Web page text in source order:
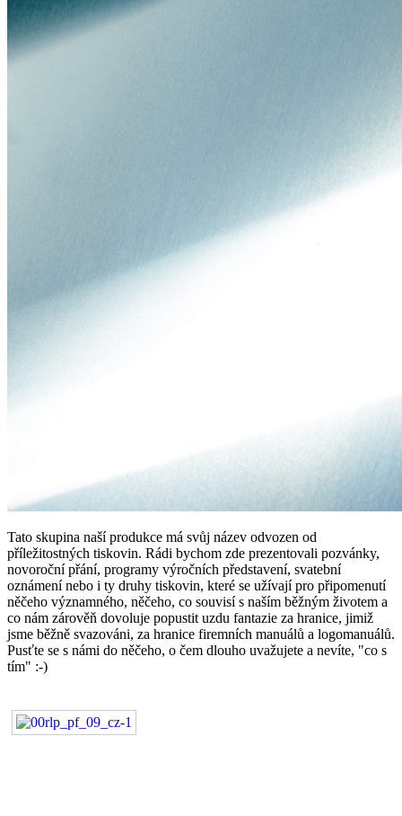
Tato skupina naší produkce má svůj název odvozen od
příležitostných tiskovin. Rádi bychom zde prezentovali pozvánky,
novoroční přání, programy výročních představení, svatební
oznámení nebo i ty druhy tiskovin, které se užívají pro připomenutí
něčeho významného, něčeho, co souvisí s naším běžným životem a
co nám zárověň dovoluje popustit uzdu fantazie za hranice, jimiž
jsme běžně svazováni, za hranice firemních manuálů a logomanuálů.
Pusťte se s námi do něčeho, o čem dlouho uvažujete a nevíte, "co s
tím" :-)